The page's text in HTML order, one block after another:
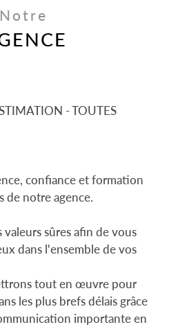
Notre
- TOUTES
confiance et formation
de notre agence.
valeurs sûres afin de vous
dans l'ensemble de vos
tout en œuvre pour
les plus brefs délais grâce
importante en